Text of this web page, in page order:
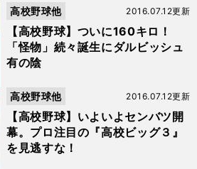
【高校野球】ついに160キロ！
「怪物」続々誕生にダルビッシュ
有の陰
2016.07.12更新
高校野球他
【高校野球】いよいよセンバツ開
幕。プロ注目の『高校ビッグ３』
を見逃すな！
2016.07.12更新
高校野球他